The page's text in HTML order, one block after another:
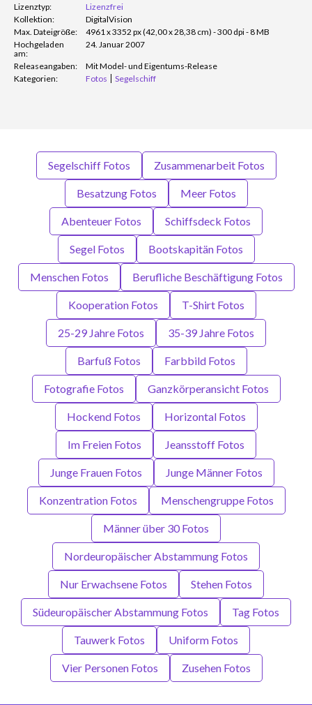
Lizenztyp:
Lizenzfrei
Kollektion:
DigitalVision
Max. Dateigröße:
4961 x 3352 px (42,00 x 28,38 cm) - 300 dpi - 8 MB
Hochgeladen
am:
24. Januar 2007
Releaseangaben:
Mit Model- und Eigentums-Release
Kategorien:
Fotos Segelschiff
Segelschiff Fotos Zusammenarbeit Fotos
Besatzung Fotos Meer Fotos
Abenteuer Fotos Schiffsdeck Fotos
Segel Fotos Bootskapitän Fotos
Menschen Fotos Berufliche Beschäftigung Fotos
Kooperation Fotos T-Shirt Fotos
25-29 Jahre Fotos 35-39 Jahre Fotos
Barfuß Fotos Farbbild Fotos
Fotografie Fotos Ganzkörperansicht Fotos
Hockend Fotos Horizontal Fotos
Im Freien Fotos Jeansstoff Fotos
Junge Frauen Fotos Junge Männer Fotos
Konzentration Fotos Menschengruppe Fotos
Männer über 30 Fotos
Nordeuropäischer Abstammung Fotos
Nur Erwachsene Fotos Stehen Fotos
Südeuropäischer Abstammung Fotos Tag Fotos
Tauwerk Fotos Uniform Fotos
Vier Personen Fotos Zusehen Fotos